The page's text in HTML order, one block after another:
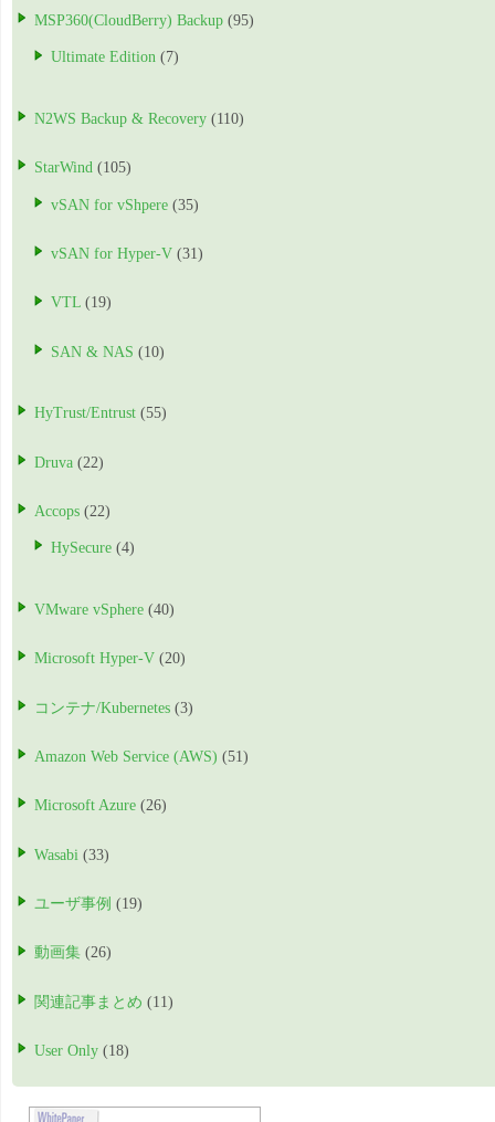
MSP360(CloudBerry) Backup (95)
Ultimate Edition (7)
N2WS Backup & Recovery (110)
StarWind (105)
vSAN for vShpere (35)
vSAN for Hyper-V (31)
VTL (19)
SAN & NAS (10)
HyTrust/Entrust (55)
Druva (22)
Accops (22)
HySecure (4)
VMware vSphere (40)
Microsoft Hyper-V (20)
コンテナ/Kubernetes (3)
Amazon Web Service (AWS) (51)
Microsoft Azure (26)
Wasabi (33)
ユーザ事例 (19)
動画集 (26)
関連記事まとめ (11)
User Only (18)